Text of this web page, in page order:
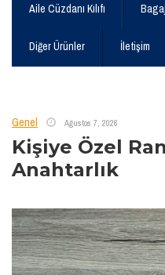
Aile Cüzdanı Kılıfı
Diğer Ürünler İletişim
Genel Ağustos 7, 2026
Kişiye Özel
Anahtarlık